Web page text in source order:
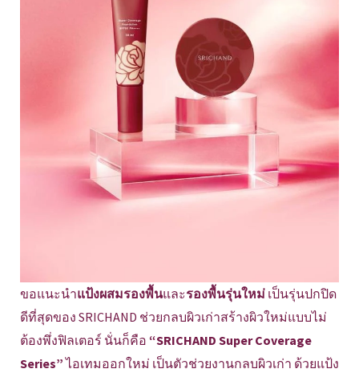
ขอแนะนำแป้งผสมรองพื้นและรองพื้นรุ่นใหม่ เป็นรุ่นปกปิด
ดีที่สุดของ SRICHAND ช่วยกลบผิวเก่าสร้างผิวใหม่แบบไม่
ต้องพึ่งฟิลเตอร์ นั่นก็คือ “SRICHAND Super Coverage
Series”ไอเทมออกใหม่ เป็นตัวช่วยงานกลบผิวเก่า ด้วยแป้ง